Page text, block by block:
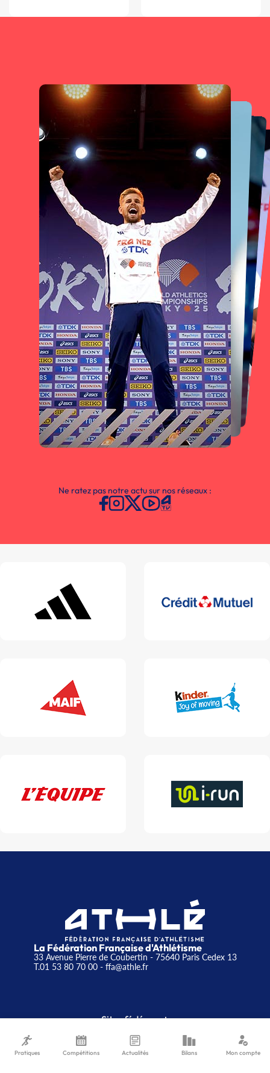
Ne ratez pas notre actu sur nos réseaux :
La Fédération Française d'Athlétisme
33 Avenue Pierre de Coubertin - 75640 Paris Cedex 13
T.01 53 80 70 00- ffa@athle.fr
Sites fédéraux+
SI-FFA
CALORG
Pratiques Compétitions Actualités Bilans Mon compte